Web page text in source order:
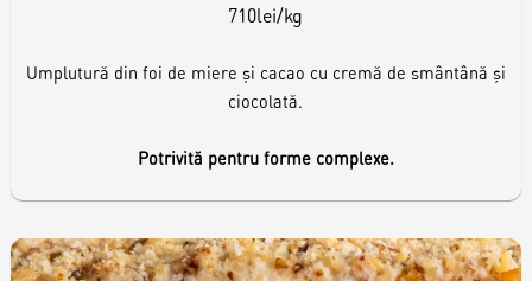
710lei/kg
Umplutură din foi de miere și cacao cu cremă de smântână și
ciocolată.
Potrivită pentru forme complexe.